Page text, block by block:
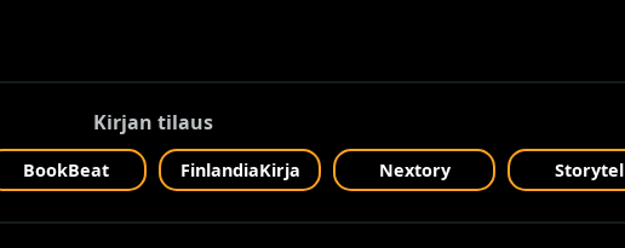
Kirjan tilaus
BookBeat FinlandiaKirja Nextory Storytel